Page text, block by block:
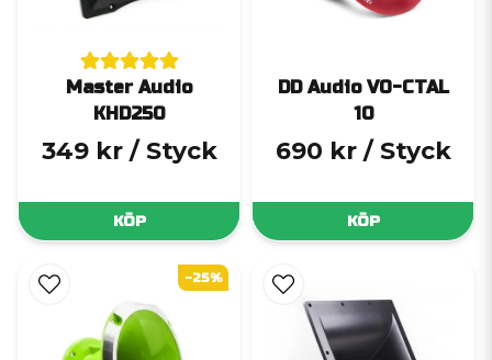
Master Audio
KHD250
349 kr / Styck
KÖP
DD Audio VO-CTAL
10
690 kr / Styck
KÖP
-25%